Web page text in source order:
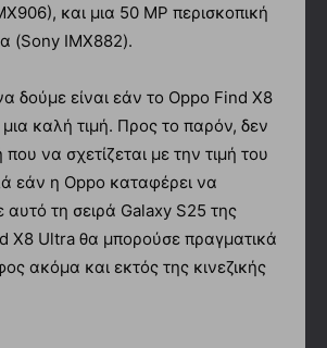
και μια 50 MP περισκοπική
(Sony IMX882).
δούμε είναι εάν το Oppo Find X8
μια καλή τιμή. Προς το παρόν, δεν
να σχετίζεται με την τιμή του
εάν η Oppo καταφέρει να
αυτό τη σειρά Galaxy S25 της
X8 Ultra θα μπορούσε πραγματικά
ακόμα και εκτός της κινεζικής